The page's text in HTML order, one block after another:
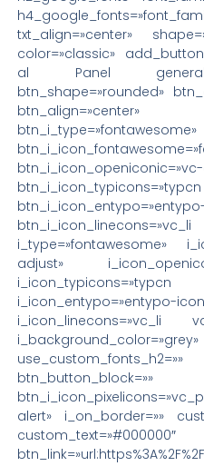
txt_align=»center»
color=»classic»
al Panel general»
btn_shape=»rounded»
btn_i_type=»fontawesome»
i_type=»fontawesome»
adjust»
i_icon_typicons=»typcn
i_icon_linecons=»vc_li
alert» i_on_border=»»
custom_text=»#000000″